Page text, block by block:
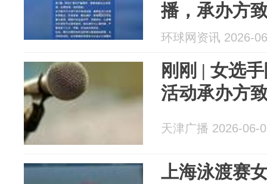
播，承办方
责承担
环球网资讯 2026-
刚刚 | 女选
活动承办方
天津广播 2026-06-
上海泳渡赛